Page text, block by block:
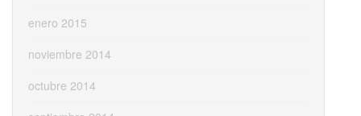
enero 2015
noviembre 2014
octubre 2014